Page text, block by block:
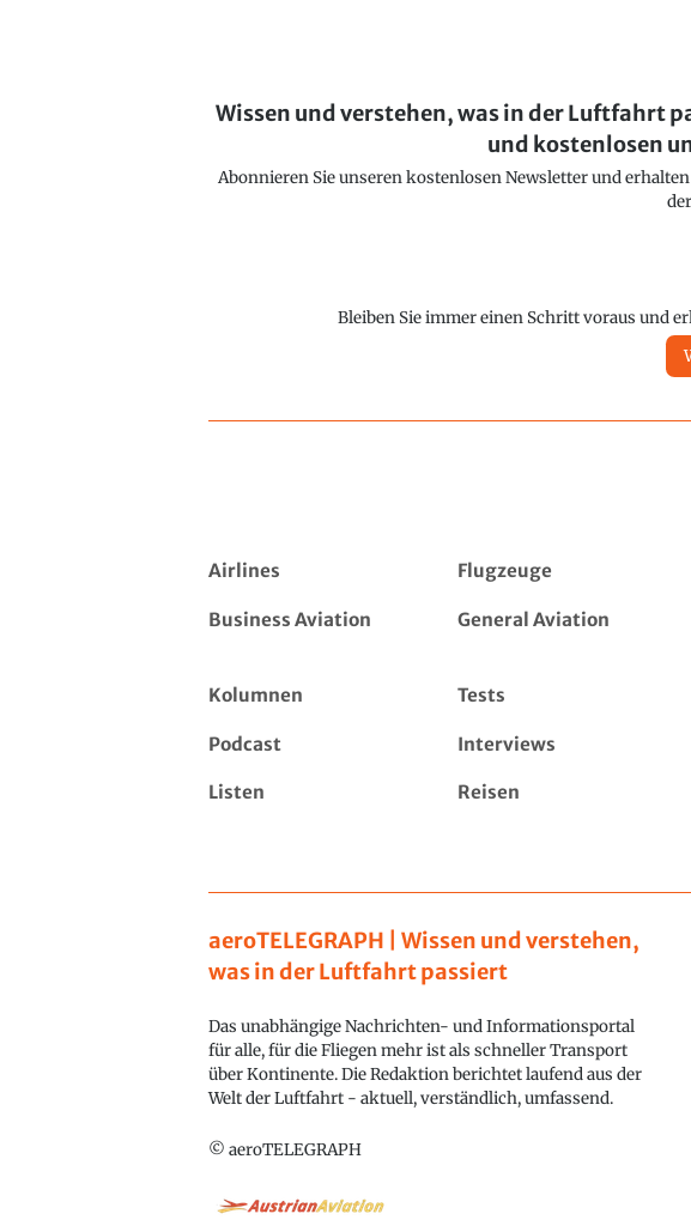
Wissen und verstehen, was in der Luftfahrt
und kostenlosen
Abonnieren Sie unseren kostenlosen Newsletter und
Bleiben Sie immer einen Schritt voraus und
Airlines Flugzeuge
Business Aviation General Aviation
Kolumnen Tests
Podcast Interviews
Listen Reisen
aeroTELEGRAPH | Wissen und verstehen,
was in der Luftfahrt passiert
Das unabhängige Nachrichten- und Informationsportal
für alle, für die Fliegen mehr ist als schneller Transport
über Kontinente. Die Redaktion berichtet laufend aus der
Welt der Luftfahrt - aktuell, verständlich, umfassend.
© aeroTELEGRAPH